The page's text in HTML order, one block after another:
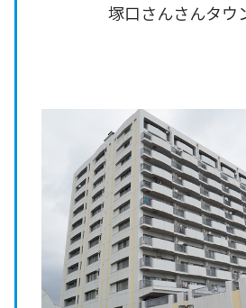
塚口さんさんタウ